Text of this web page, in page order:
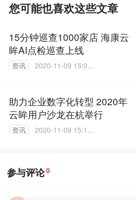
您可能也喜欢这些文章
15分钟巡查1000家店 海康云
眸AI点检巡查上线
资讯
2020-11-09 15:07:
助力企业数字化转型 2020年
云眸用户沙龙在杭举行
资讯
2020-11-09 15:10:
参与评论0